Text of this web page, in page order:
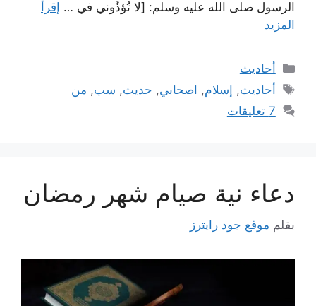
الرسول صلى الله عليه وسلم: [لا تُؤذُوني في … إقرأ
المزيد
التصنيفات
أحاديث
الوسوم
أحاديث, إسلام, اصحابي, حديث, سب, من
7 تعليقات
دعاء نية صيام شهر رمضان
بقلم موقع جود رايترز